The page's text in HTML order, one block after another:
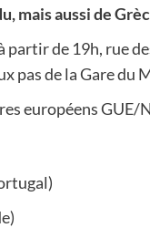
mais aussi de
partir de 19h, rue
pas de la Gare du
européens GUE/